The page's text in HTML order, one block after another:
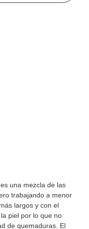
una mezcla de las
trabajando a menor
largos y con el
piel por lo que no
de quemaduras. El